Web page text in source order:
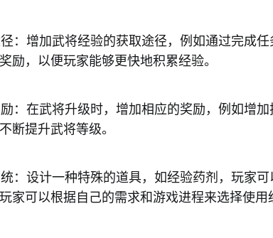
：增加武将经验的获取途径，例如通过完成
励，以便玩家能够更快地积累经验。
：在武将升级时，增加相应的奖励，例如增
断提升武将等级。
：设计一种特殊的道具，如经验药剂，玩家
家可以根据自己的需求和游戏进程来选择使